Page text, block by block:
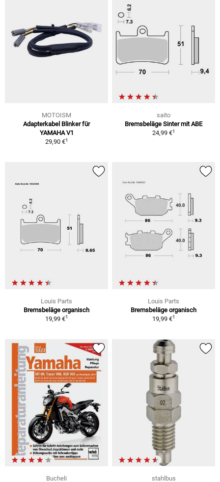
MOTOISM
Adapterkabel Blinker für
YAMAHA V1
29,90 €1
saito
Bremsbeläge Sinter mit ABE
24,99 €1
Louis Parts
Bremsbeläge organisch
19,99 €1
Louis Parts
Bremsbeläge organisch
19,99 €1
Bucheli stahlbus